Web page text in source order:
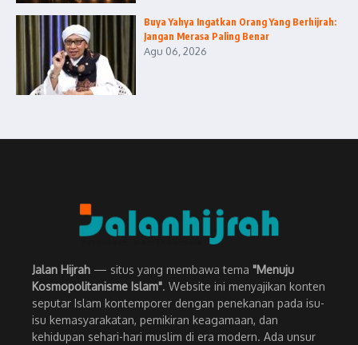
Buya Yahya Ingatkan Orang Yang Berhijrah:
Jangan Merasa Paling Benar
Agu 06, 2026
Jalan Hijrah — situs yang membawa tema "Menuju
Kosmopolitanisme Islam". Website ini menyajikan konten
seputar Islam kontemporer dengan penekanan pada isu-
isu kemasyarakatan, pemikiran keagamaan, dan
kehidupan sehari-hari muslim di era modern. Ada unsur